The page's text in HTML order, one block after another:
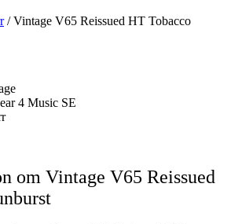
/ Vintage V65 Reissued HT Tobacco
4 Music SE
om Vintage V65 Reissued